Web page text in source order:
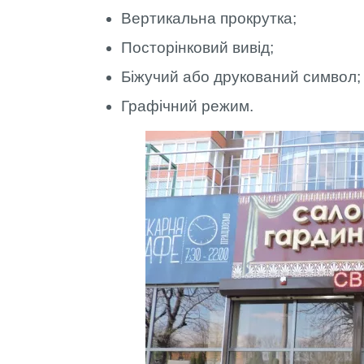
Вертикальна прокрутка;
Посторінковий вивід;
Біжучий або друкований символ;
Графічний режим.